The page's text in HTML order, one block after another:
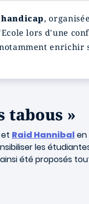
,
lors d'une
enrichir
tabous »
et Raid Hannibalen
les
été proposés